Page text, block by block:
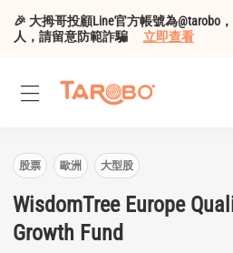
🎉 大拇哥投顧Line官方帳號為@tarobo
人，請留意防範詐騙
立即查看
股票 歐洲 大型股
WisdomTree Europe
Growth Fund